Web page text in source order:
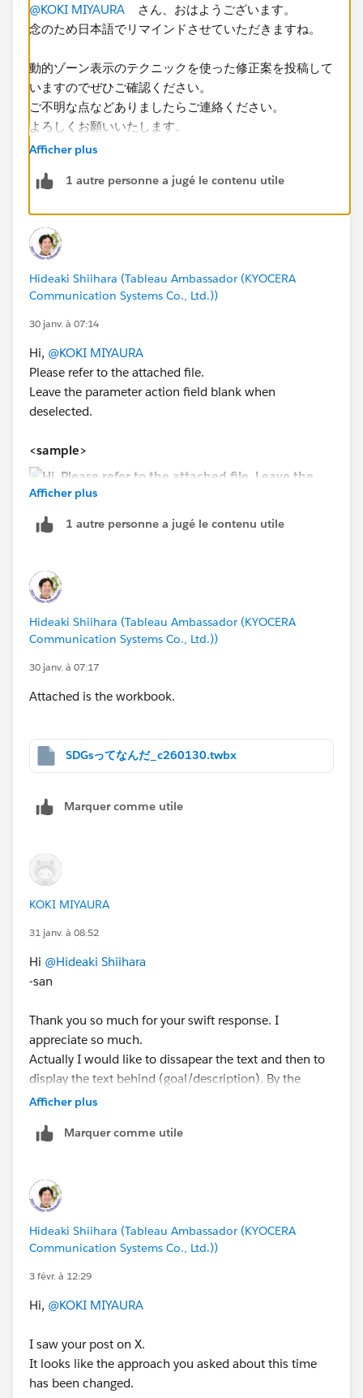
@KOKI MIYAURA さん、おはようございます。
念のため日本語でリマインドさせていただきますね。
動的ゾーン表示のテクニックを使った修正案を投稿して
いますのでぜひご確認ください。
ご不明な点などありましたらご連絡ください。
よろしくお願いいたします。
ずにお願いします。
Afficher plus
1 autre personne a jugé le contenu utile
Hideaki Shiihara (Tableau Ambassador (KYOCERA
Communication Systems Co., Ltd.))
30 janv. à 07:14
Hi, @KOKI MIYAURA
Please refer to the attached file.
Leave the parameter action field blank when
deselected.
<sample>
Afficher plus
1 autre personne a jugé le contenu utile
Hideaki Shiihara (Tableau Ambassador (KYOCERA
Communication Systems Co., Ltd.))
30 janv. à 07:17
Attached is the workbook.
SDGsってなんだ_c260130.twbx
Marquer comme utile
KOKI MIYAURA
31 janv. à 08:52
Hi @Hideaki Shiihara
-san
Thank you so much for your swift response. I
appreciate so much.
Actually I would like to dissapear the text and then to
display the text behind (goal/description). By the
current set-up, the text "マウスをゴールに合わせてくだ
appears so the each goal/description placed behind is
display the texts behind, could you please enlighten
me? Thank you so much for your assistance in
advance!
Have a good weekend,
Koki
Afficher plus
Marquer comme utile
Hideaki Shiihara (Tableau Ambassador (KYOCERA
Communication Systems Co., Ltd.))
3 févr. à 12:29
Hi, @KOKI MIYAURA
I saw your post on X.
It looks like the approach you asked about this time
has been changed.